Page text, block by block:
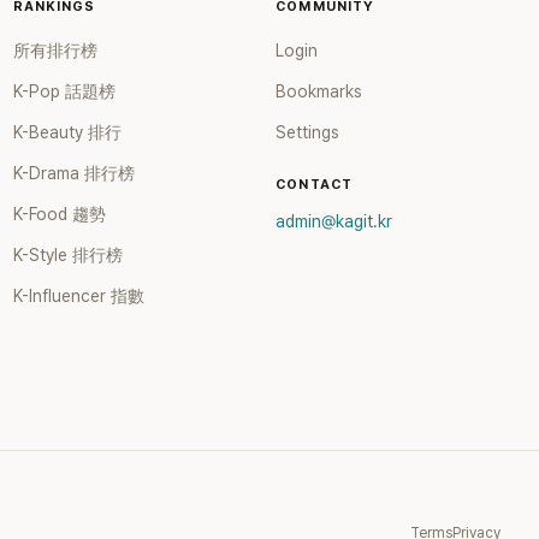
福美
訂閱，
業第
RANKINGS
所有排行榜
K-Pop 話題榜
K-Beauty 排行
K-Drama 排行榜
K-Food 趨勢
K-Style 排行榜
K-Influencer 指數
COMMUNITY
Login
Bookmarks
Settings
CONTACT
admin@kagit.kr
TermsPrivacy